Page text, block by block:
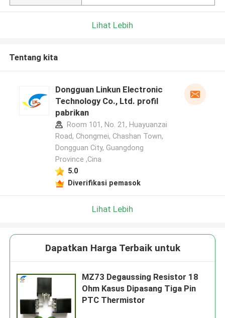
Lihat Lebih
Tentang kita
Dongguan Linkun Electronic
Technology Co., Ltd. profil
pabrikan
Room 101, No. 21, Huayuanzai
Road, Chongmei, Chashan Town,
Dongguan City, Guangdong
Province ,Cina
5.0
Diverifikasi pemasok
Lihat Lebih
Dapatkan Harga Terbaik untuk
MZ73 Degaussing Resistor 18
Ohm Kasus Dipasang Tiga Pin
PTC Thermistor